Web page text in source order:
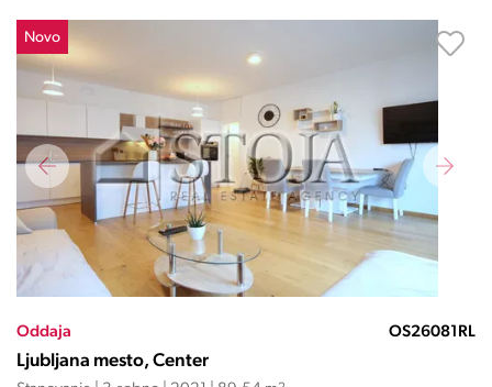
Novo
Oddaja OS26081RL
Ljubljana mesto, Center